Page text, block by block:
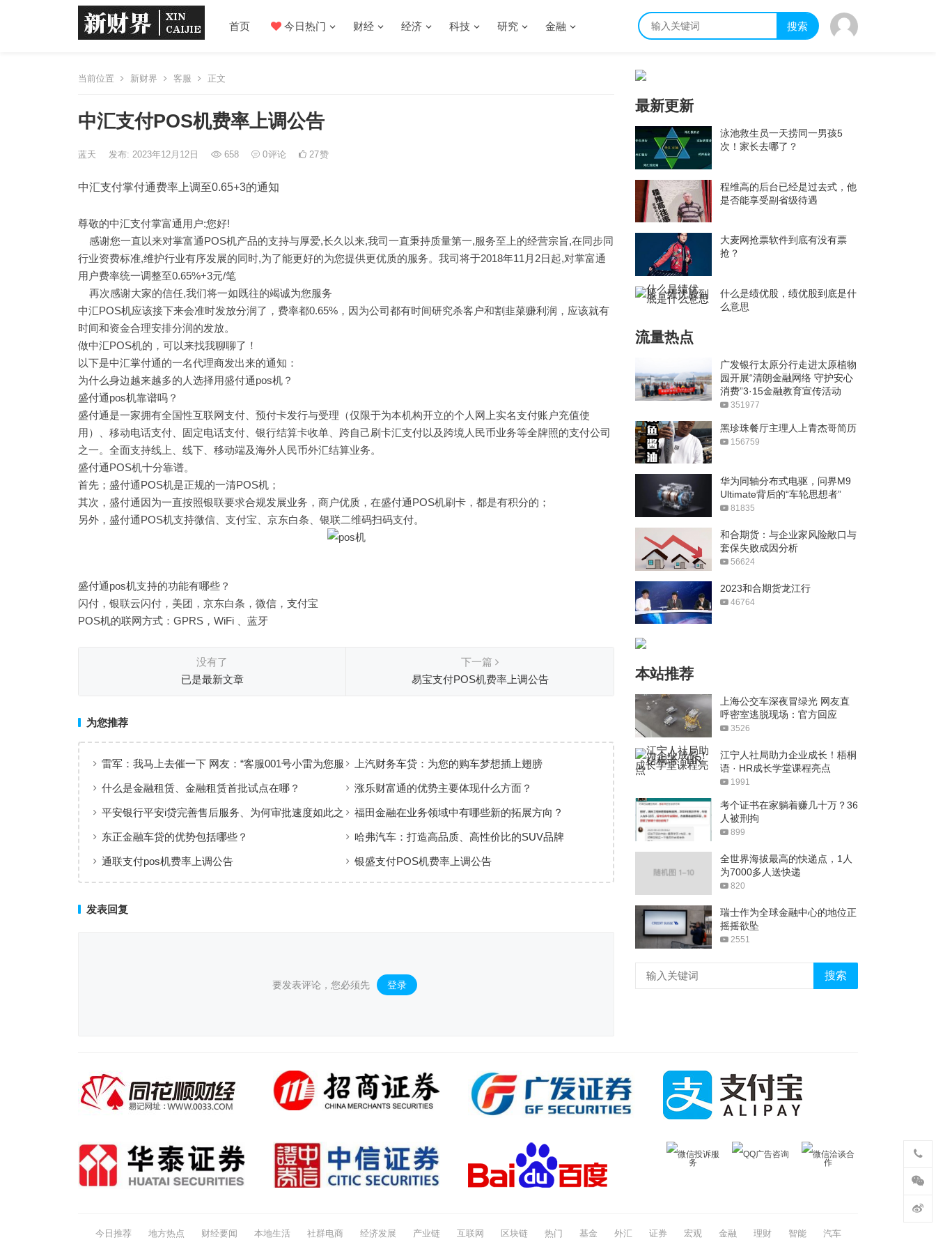
首页 今日热门 财经 经济 科技 研究 金融 搜索
当前位置 新财界 客服 正文
中汇支付POS机费率上调公告
蓝天 发布: 2023年12月12日 658 0评论 27赞
中汇支付掌付通费率上调至0.65+3的通知
尊敬的中汇支付掌富通用户:您好!
感谢您一直以来对掌富通POS机产品的支持与厚爱,长久以来,我司一直秉持质量第一,服务至上的经营宗旨,在同步同
行业资费标准,维护行业有序发展的同时,为了能更好的为您提供更优质的服务。我司将于2018年11月2日起,对掌富通
用户费率统一调整至0.65%+3元/笔
再次感谢大家的信任,我们将一如既往的竭诚为您服务
中汇POS机应该接下来会准时发放分润了，费率都0.65%，因为公司都有时间研究杀客户和割韭菜赚利润，应该就有
时间和资金合理安排分润的发放。
做中汇POS机的，可以来找我聊聊了！
以下是中汇掌付通的一名代理商发出来的通知：
为什么身边越来越多的人选择用盛付通pos机？
盛付通pos机靠谱吗？
盛付通是一家拥有全国性互联网支付、预付卡发行与受理（仅限于为本机构开立的个人网上实名支付账户充值使
用）、移动电话支付、固定电话支付、银行结算卡收单、跨自己刷卡汇支付以及跨境人民币业务等全牌照的支付公司
之一。全面支持线上、线下、移动端及海外人民币外汇结算业务。
盛付通POS机十分靠谱。
首先；盛付通POS机是正规的一清POS机；
其次，盛付通因为一直按照银联要求合规发展业务，商户优质，在盛付通POS机刷卡，都是有积分的；
另外，盛付通POS机支持微信、支付宝、京东白条、银联二维码扫码支付。
盛付通pos机支持的功能有哪些？
闪付，银联云闪付，美团，京东白条，微信，支付宝
POS机的联网方式：GPRS，WiFi 、蓝牙
没有了
已是最新文章
下一篇
易宝支付POS机费率上调公告
为您推荐
雷军：我马上去催一下 网友：“客服001号小雷为您服
务”
上汽财务车贷：为您的购车梦想插上翅膀
什么是金融租赁、金融租赁首批试点在哪？ 涨乐财富通的优势主要体现什么方面？
平安银行平安i贷完善售后服务、为何审批速度如此之
快
福田金融在业务领域中有哪些新的拓展方向？
东正金融车贷的优势包括哪些？ 哈弗汽车：打造高品质、高性价比的SUV品牌
通联支付pos机费率上调公告 银盛支付POS机费率上调公告
发表回复
要发表评论，您必须先 登录 。
最新更新
泳池救生员一天捞同一男孩5
次！家长去哪了？
程维高的后台已经是过去式，他
是否能享受副省级待遇
大麦网抢票软件到底有没有票
抢？
什么是绩优股，绩优股到底是什
么意思
流量热点
广发银行太原分行走进太原植物
园开展“清朗金融网络 守护安心
消费”3·15金融教育宣传活动
351977
黑珍珠餐厅主理人上青杰哥简历
156759
华为同轴分布式电驱，问界M9
Ultimate背后的“车轮思想者”
81835
和合期货：与企业家风险敞口与
套保失败成因分析
56624
2023和合期货龙江行
46764
本站推荐
上海公交车深夜冒绿光 网友直
呼密室逃脱现场：官方回应
3526
江宁人社局助力企业成长！梧桐
语 · HR成长学堂课程亮点
1991
考个证书在家躺着赚几十万？36
人被刑拘
899
全世界海拔最高的快递点，1人
为7000多人送快递
820
瑞士作为全球金融中心的地位正
摇摇欲坠
2551
搜索
微信投诉服
务
QQ广告咨询
微信洽谈合
作
今日推荐 地方热点 财经要闻 本地生活 社群电商 经济发展 产业链 互联网 区块链 热门 基金 外汇 证券 宏观 金融 理财 智能 汽车